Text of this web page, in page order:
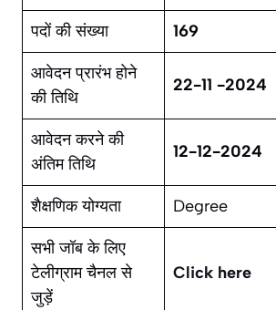
पदों की संख्या 169
आवेदन प्रारंभ होने
की तिथि
22-11 -2024
आवेदन करने की
अंतिम तिथि
12-12-2024
शैक्षणिक योग्यता Degree
सभी जॉब के लिए
टेलीग्राम चैनल से
जुड़ें
Click here